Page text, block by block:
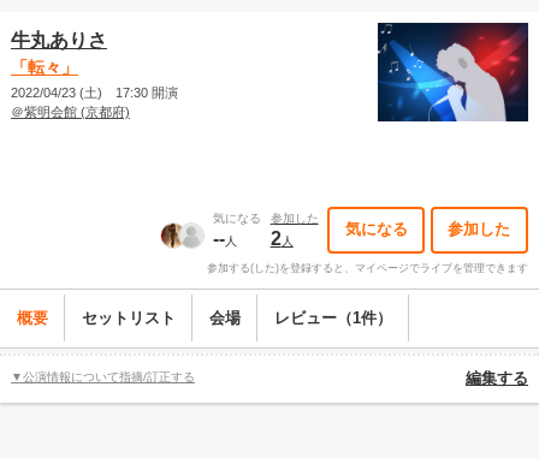
牛丸ありさ
「転々」
2022/04/23 (土) 17:30 開演
＠紫明会館 (京都府)
気になる
--人
参加した
2人
気になる 参加した
参加する(した)を登録すると、マイページでライブを管理できます
概要 セットリスト 会場 レビュー（1件）
▼公演情報について指摘/訂正する 編集する